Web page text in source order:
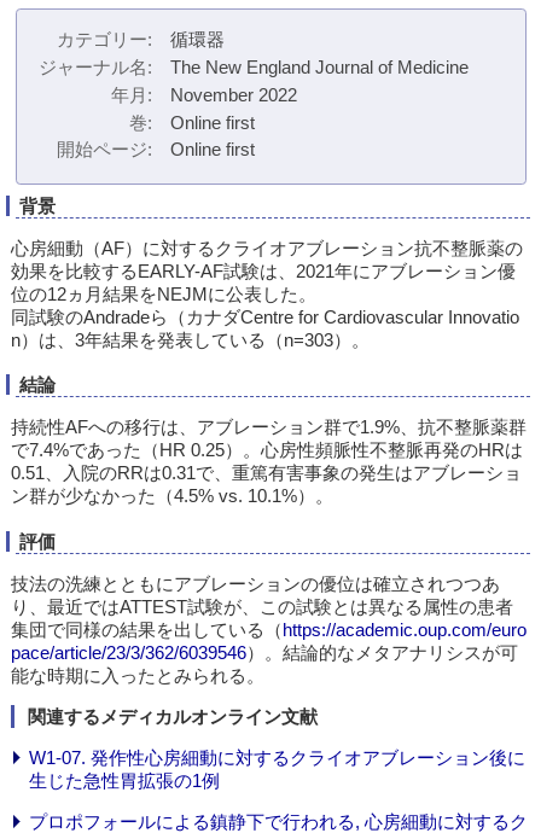
カテゴリー
循環器
ジャーナル名
The New England Journal of Medicine
年月
November 2022
巻
Online first
開始ページ
Online first
背景
心房細動（AF）に対するクライオアブレーション抗不整脈薬の
効果を比較するEARLY-AF試験は、2021年にアブレーション優
位の12ヵ月結果をNEJMに公表した。
同試験のAndradeら（カナダCentre for Cardiovascular Innovatio
n）は、3年結果を発表している（n=303）。
結論
持続性AFへの移行は、アブレーション群で1.9%、抗不整脈薬群
で7.4%であった（HR 0.25）。心房性頻脈性不整脈再発のHRは
0.51、入院のRRは0.31で、重篤有害事象の発生はアブレーショ
ン群が少なかった（4.5% vs. 10.1%）。
評価
技法の洗練とともにアブレーションの優位は確立されつつあ
り、最近ではATTEST試験が、この試験とは異なる属性の患者
集団で同様の結果を出している（https://academic.oup.com/euro
pace/article/23/3/362/6039546）。結論的なメタアナリシスが可
能な時期に入ったとみられる。
関連するメディカルオンライン文献
W1-07. 発作性心房細動に対するクライオアブレーション後に
生じた急性胃拡張の1例
プロポフォールによる鎮静下で行われる, 心房細動に対するク